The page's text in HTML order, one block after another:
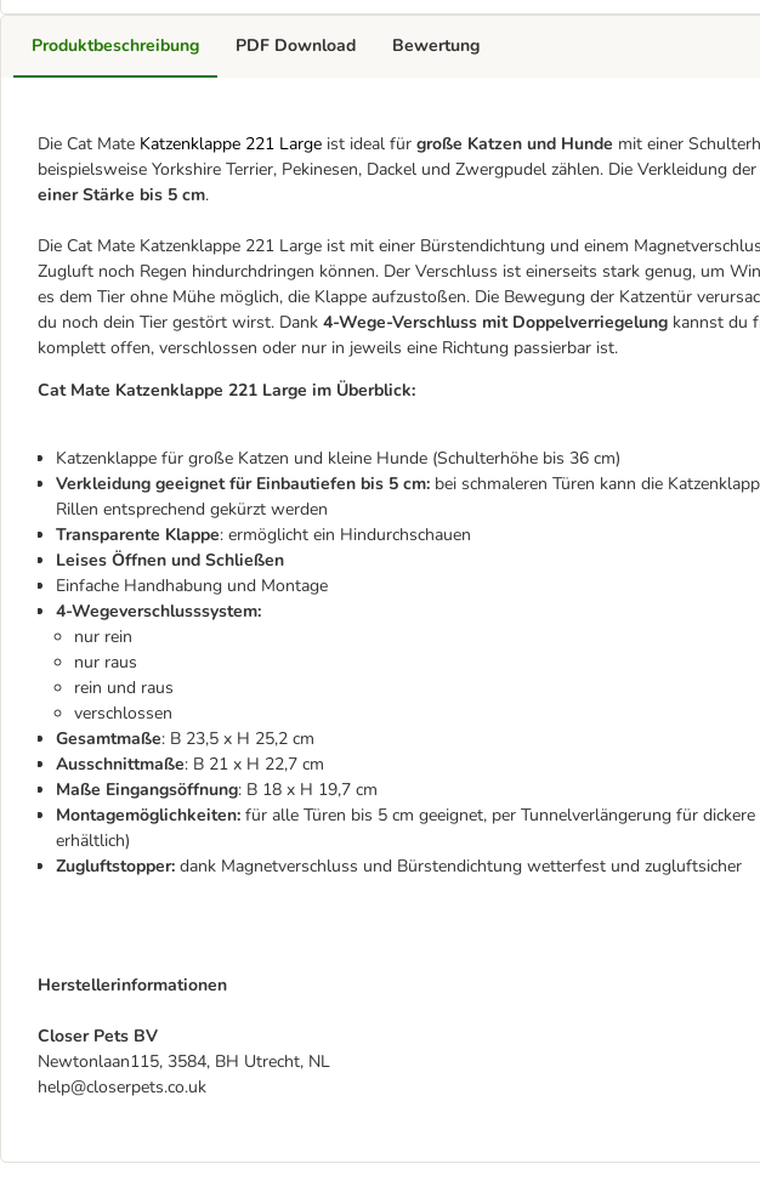
Produktbeschreibung
Die Cat Mate Katzenklappe 221 Large ist ideal für große Katzen und Hunde mit einer
beispielsweise Yorkshire Terrier, Pekinesen, Dackel und Zwergpudel zählen. Die Verkleidung
einer Stärke bis 5 cm.
Die Cat Mate Katzenklappe 221 Large ist mit einer Bürstendichtung und einem
Zugluft noch Regen hindurchdringen können. Der Verschluss ist einerseits stark genug, um
es dem Tier ohne Mühe möglich, die Klappe aufzustoßen. Die Bewegung der Katzentür
du noch dein Tier gestört wirst. Dank 4-Wege-Verschluss mit Doppelverriegelung kannst du
komplett offen, verschlossen oder nur in jeweils eine Richtung passierbar ist.
Cat Mate Katzenklappe 221 Large im Überblick:
Katzenklappe für große Katzen und kleine Hunde (Schulterhöhe bis 36 cm)
Verkleidung geeignet für Einbautiefen bis 5 cm: bei schmaleren Türen kann die
Rillen entsprechend gekürzt werden
Transparente Klappe: ermöglicht ein Hindurchschauen
Leises Öffnen und Schließen
Einfache Handhabung und Montage
4-Wegeverschlusssystem:
nur rein
nur raus
rein und raus
verschlossen
Gesamtmaße: B 23,5 x H 25,2 cm
Ausschnittmaße: B 21 x H 22,7 cm
Maße Eingangsöffnung: B 18 x H 19,7 cm
Montagemöglichkeiten: für alle Türen bis 5 cm geeignet, per Tunnelverlängerung für
erhältlich)
Zugluftstopper: dank Magnetverschluss und Bürstendichtung wetterfest und zugluftsicher
Herstellerinformationen
Closer Pets BV
Newtonlaan115, 3584, BH Utrecht, NL
help@closerpets.co.uk
PDF Download Bewertung